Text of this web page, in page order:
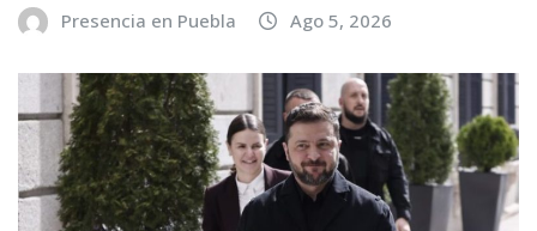
Presencia en Puebla Ago 5, 2026